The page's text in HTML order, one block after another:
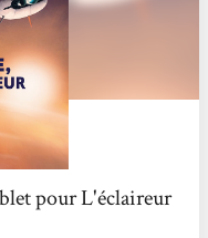
pour L'éclaireur